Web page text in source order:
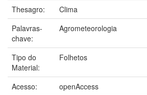
Thesagro:
Clima
Palavras-
chave:
Agrometeorologia
Tipo do
Material:
Folhetos
Acesso:
openAccess